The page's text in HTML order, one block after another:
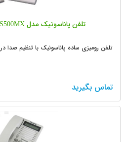
تلفن پاناسونیک مدل Panasonic KX-TS500MX
تلفن رومیزی ساده پاناسونیک با تنظیم
تماس بگیرید